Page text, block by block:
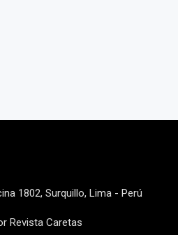
1802, Surquillo, Lima - Perú
Revista Caretas